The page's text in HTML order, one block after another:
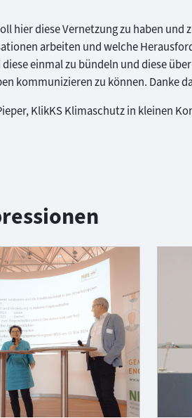
hier diese Vernetzung zu haben und
arbeiten und welche
einmal zu bündeln und diese
kommunizieren zu können. Danke
KlikKS Klimaschutz in kleinen